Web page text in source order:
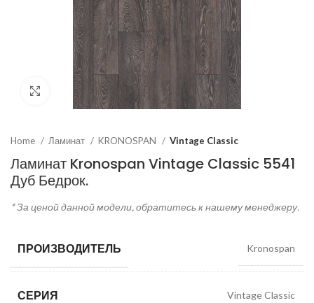
Click to enlarge
Home Ламинат KRONOSPAN Vintage Classic
Ламинат Kronospan Vintage Classic 5541
Дуб Бедрок.
* За ценой данной модели, обратитесь к нашему менеджеру.
ПРОИЗВОДИТЕЛЬ Kronospan
СЕРИЯ Vintage Classic